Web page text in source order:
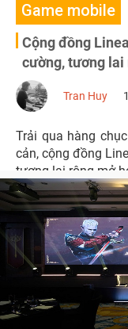
Game mobile
Cộng đồng
cường, tương lai
Tran Huy
Trải qua hàng
cản, cộng đồng
tương lai rộng mở